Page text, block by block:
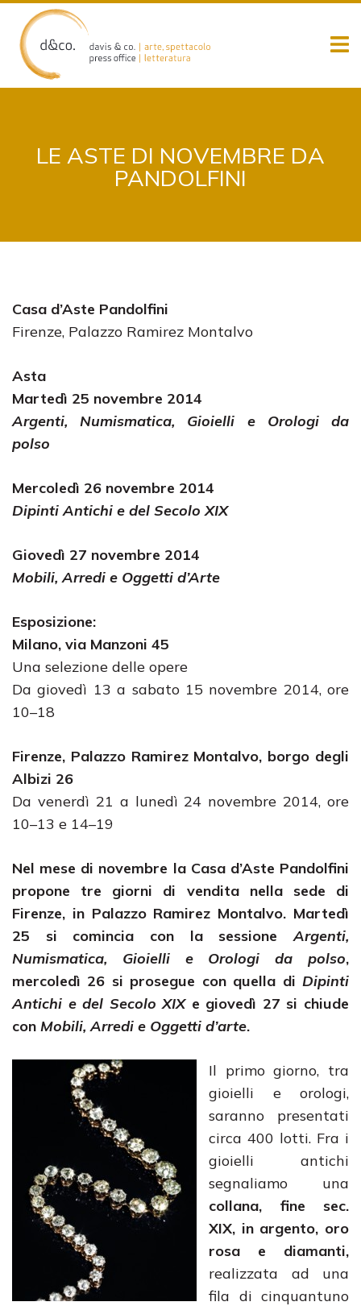
content
LE ASTE DI NOVEMBRE DA
PANDOLFINI
Casa d’Aste Pandolfini
Firenze, Palazzo Ramirez Montalvo
Asta
Martedì 25 novembre 2014
Argenti, Numismatica, Gioielli e Orologi da
polso
Mercoledì 26 novembre 2014
Dipinti Antichi e del Secolo XIX
Giovedì 27 novembre 2014
Mobili, Arredi e Oggetti d’Arte
Esposizione:
Milano, via Manzoni 45
Una selezione delle opere
Da giovedì 13 a sabato 15 novembre 2014, ore
10–18
Firenze, Palazzo Ramirez Montalvo, borgo degli
Albizi 26
Da venerdì 21 a lunedì 24 novembre 2014, ore
10–13 e 14–19
Nel mese di novembre laCasa d’Aste Pandolfini
propone tre giorni di vendita nella sede di
Firenze, in Palazzo Ramirez Montalvo. Martedì
25 si comincia con la sessioneArgenti,
Numismatica, Gioielli e Orologi da polso,
mercoledì 26 si prosegue con quella di Dipinti
Antichi e del Secolo XIX e giovedì 27 si chiude
con Mobili, Arredi e Oggetti d’arte.
Il primo giorno, tra
gioielli e orologi,
saranno presentati
circa 400 lotti. Fra i
gioielli antichi
segnaliamo una
collana, fine sec.
XIX, in argento, oro
rosa e diamanti,
realizzata ad una
fila di cinquantuno